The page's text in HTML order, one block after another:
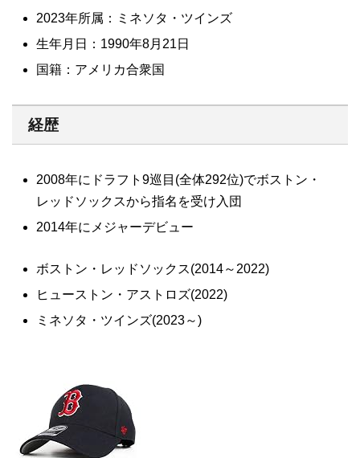
2023年所属：ミネソタ・ツインズ
生年月日：1990年8月21日
国籍：アメリカ合衆国
経歴
2008年にドラフト9巡目(全体292位)でボストン・
レッドソックスから指名を受け入団
2014年にメジャーデビュー
ボストン・レッドソックス(2014～2022)
ヒューストン・アストロズ(2022)
ミネソタ・ツインズ(2023～)